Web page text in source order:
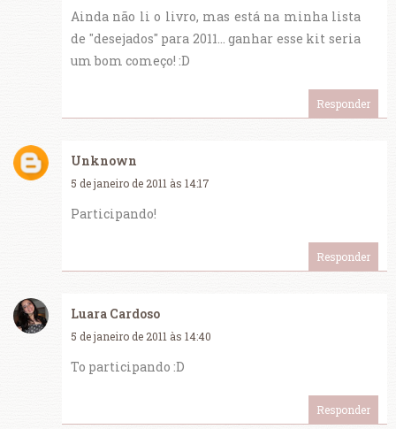
Ainda não li o livro, mas está na minha lista
de "desejados" para 2011... ganhar esse kit seria
um bom começo! :D
Responder
Unknown
5 de janeiro de 2011 às 14:17
Participando!
Responder
Luara Cardoso
5 de janeiro de 2011 às 14:40
To participando :D
Responder